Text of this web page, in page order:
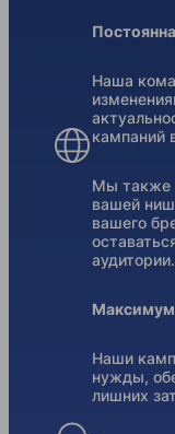
Наша
кампаний
Мы также
вашей
вашего
аудитории.
Максимум
Наши
нужды,
лишних